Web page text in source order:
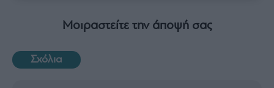
Μοιραστείτε την άποψή σας
Σχόλια